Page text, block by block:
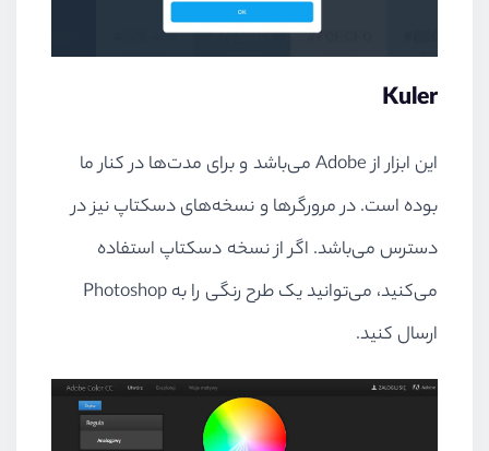
Kuler
این ابزار از Adobe می‌باشد و برای مدت‌ها در کنار ما
بوده است. در مرورگرها و نسخه‌های دسکتاپ نیز در
دسترس می‌باشد. اگر از نسخه دسکتاپ استفاده
می‌کنید، می‌توانید یک طرح رنگی را به Photoshop
ارسال کنید.